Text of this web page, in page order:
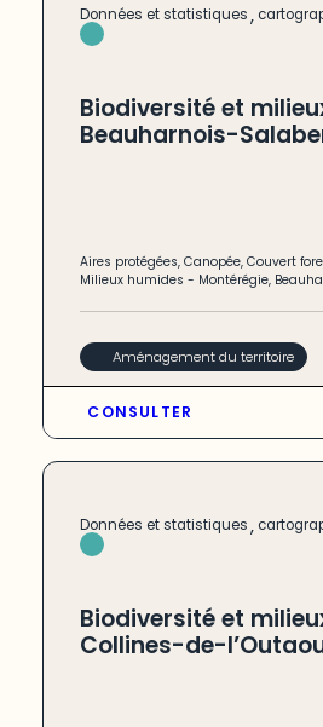
Données et statistiques,
Biodiversité et
Beauharnois-
Aires protégées,Canopée,Couvert
Milieux humides - Montérégie,
Aménagement du territoire
CONSULTER
Données et statistiques,
Biodiversité et
Collines-de-